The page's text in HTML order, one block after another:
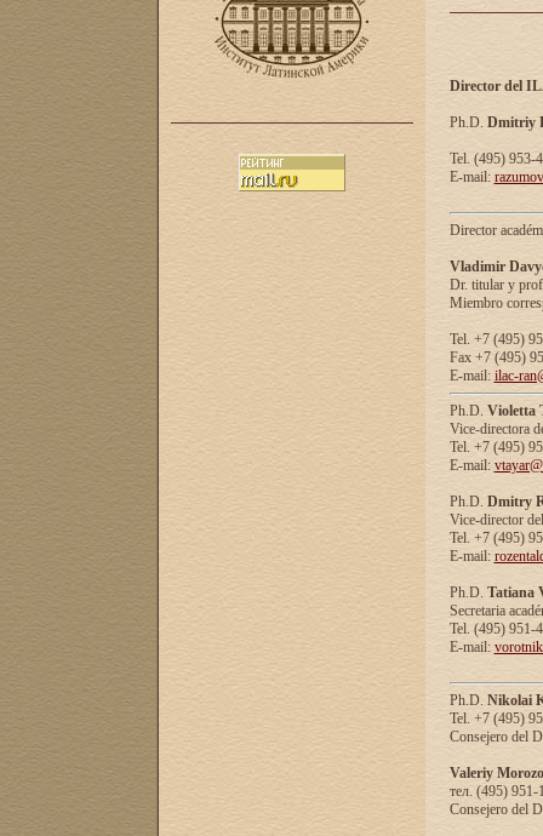
Director del
Ph.D. Dmitriy
Tel. (495) 953-
E-mail:
Director
Vladimir
Dr. titular y
Miembro
Tel. +7 (495)
Fax +7 (495)
E-mail: ilac-
Ph.D. Violetta
Vice-directora
Tel. +7 (495)
E-mail:
Ph.D. Dmitry
Vice-director
Tel. +7 (495)
E-mail:
Ph.D. Tatiana
Secretaria
Tel. (495) 951-
E-mail:
Ph.D. Nikolai
Tel. +7 (495)
Consejero del
Valeriy
тел. (495) 951-
Consejero del